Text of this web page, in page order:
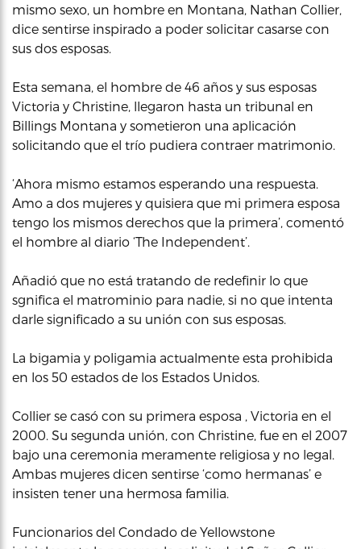
mismo sexo, un hombre en Montana, Nathan Collier,
dice sentirse inspirado a poder solicitar casarse con
sus dos esposas.
Esta semana, el hombre de 46 años y sus esposas
Victoria y Christine, llegaron hasta un tribunal en
Billings Montana y sometieron una aplicación
solicitando que el trío pudiera contraer matrimonio.
‘Ahora mismo estamos esperando una respuesta.
Amo a dos mujeres y quisiera que mi primera esposa
tengo los mismos derechos que la primera’, comentó
el hombre al diario ‘The Independent’.
Añadió que no está tratando de redefinir lo que
sgnifica el matrominio para nadie, si no que intenta
darle significado a su unión con sus esposas.
La bigamia y poligamia actualmente esta prohibida
en los 50 estados de los Estados Unidos.
Collier se casó con su primera esposa , Victoria en el
2000. Su segunda unión, con Christine, fue en el 2007
bajo una ceremonia meramente religiosa y no legal.
Ambas mujeres dicen sentirse ‘como hermanas’ e
insisten tener una hermosa familia.
Funcionarios del Condado de Yellowstone